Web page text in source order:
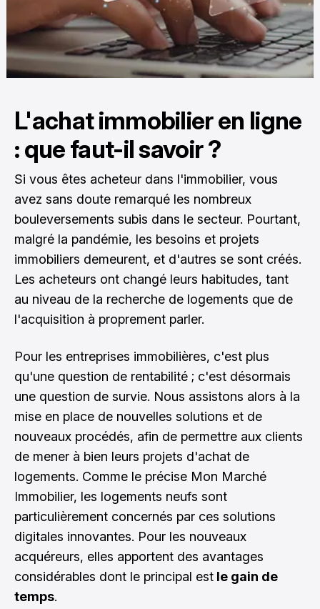
L'achat immobilier en ligne
: que faut-il savoir ?
Si vous êtes acheteur dans l'immobilier, vous
avez sans doute remarqué les nombreux
bouleversements subis dans le secteur. Pourtant,
malgré la pandémie, les besoins et projets
immobiliers demeurent, et d'autres se sont créés.
Les acheteurs ont changé leurs habitudes, tant
au niveau de la recherche de logements que de
l'acquisition à proprement parler.
Pour les entreprises immobilières, c'est plus
qu'une question de rentabilité ; c'est désormais
une question de survie. Nous assistons alors à la
mise en place de nouvelles solutions et de
nouveaux procédés, afin de permettre aux clients
de mener à bien leurs projets d'achat de
logements. Comme le précise Mon Marché
Immobilier, les logements neufs sont
particulièrement concernés par ces solutions
digitales innovantes. Pour les nouveaux
acquéreurs, elles apportent des avantages
considérables dont le principal est le gain de
temps.